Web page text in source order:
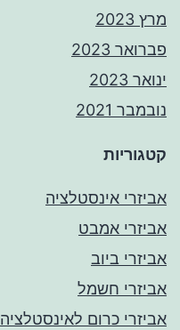
מרץ 2023
פברואר 2023
ינואר 2023
נובמבר 2021
קטגוריות
אביזרי אינסטלציה
אביזרי אמבט
אביזרי ביוב
אביזרי חשמל
אביזרי כרום לאינסטלציה